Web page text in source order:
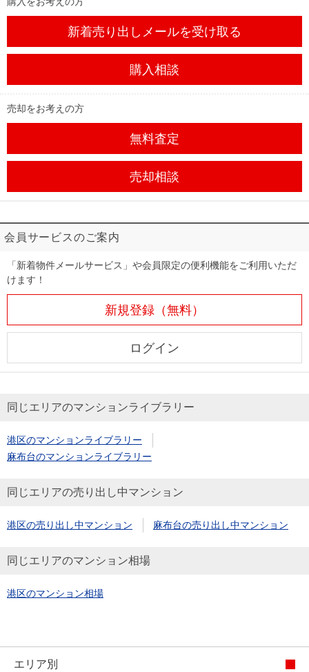
新着売り出しメールを受け取る
購入相談
売却をお考えの方
無料査定
売却相談
会員サービスのご案内
「新着物件メールサービス」や会員限定の便利機能をご利用いただ
けます！
新規登録（無料）
ログイン
同じエリアのマンションライブラリー
港区のマンションライブラリー
麻布台のマンションライブラリー
同じエリアの売り出し中マンション
港区の売り出し中マンション 麻布台の売り出し中マンション
同じエリアのマンション相場
港区のマンション相場
エリア別